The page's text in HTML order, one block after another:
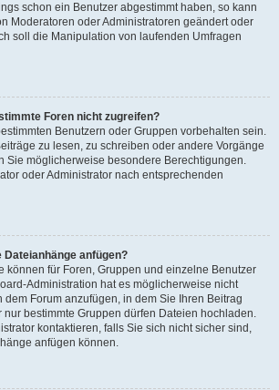
schon ein Benutzer abgestimmt haben, so kann
Moderatoren oder Administratoren geändert oder
soll die Manipulation von laufenden Umfragen
Foren nicht zugreifen?
Benutzern oder Gruppen vorbehalten sein.
zu lesen, zu schreiben oder andere Vorgänge
Sie möglicherweise besondere Berechtigungen.
oder Administrator nach entsprechenden
anfügen?
können für Foren, Gruppen und einzelne Benutzer
Administration hat es möglicherweise nicht
Forum anzufügen, in dem Sie Ihren Beitrag
nur bestimmte Gruppen dürfen Dateien hochladen.
kontaktieren, falls Sie sich nicht sicher sind,
anfügen können.